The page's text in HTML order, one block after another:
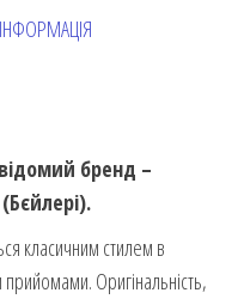
бренд –
класичним стилем в
Оригінальність,